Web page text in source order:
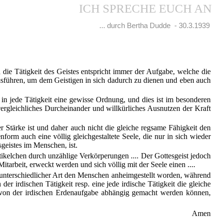
ICH SPRECHE EUCH AN
... durch Bertha Dudde - 30.3.1939
Tätigkeit des Geistes entspricht immer der Aufgabe, welche die
um dem Geistigen in sich dadurch zu dienen und eben auch
jede Tätigkeit eine gewisse Ordnung, und dies ist im besonderen
Durcheinander und willkürliches Ausnutzen der Kraft
ist und daher auch nicht die gleiche regsame Fähigkeit den
auch eine völlig gleichgestaltete Seele, die nur in sich wieder
im Menschen, ist.
durch unzählige Verkörperungen .... Der Gottesgeist jedoch
erweckt werden und sich völlig mit der Seele einen ....
Art den Menschen anheimgestellt worden, während
irdischen Tätigkeit resp. eine jede irdische Tätigkeit die gleiche
der irdischen Erdenaufgabe abhängig gemacht werden können,
Amen